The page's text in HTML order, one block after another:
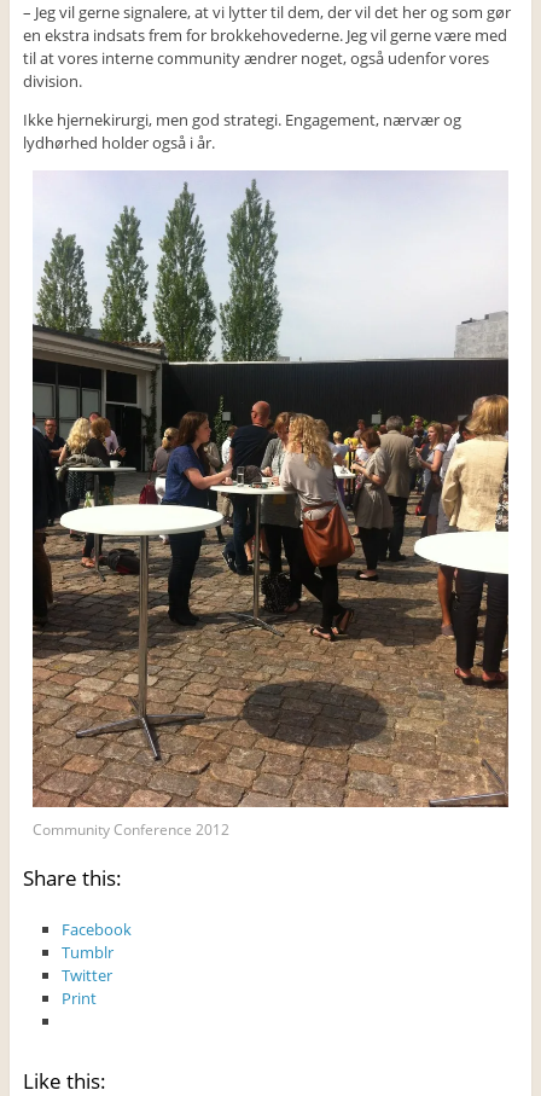
– Jeg vil gerne signalere, at vi lytter til dem, der vil det her og som gør
en ekstra indsats frem for brokkehovederne. Jeg vil gerne være med
til at vores interne community ændrer noget, også udenfor vores
division.
Ikke hjernekirurgi, men god strategi. Engagement, nærvær og
lydhørhed holder også i år.
Community Conference 2012
Share this:
Facebook
Tumblr
Twitter
Print
Like this: